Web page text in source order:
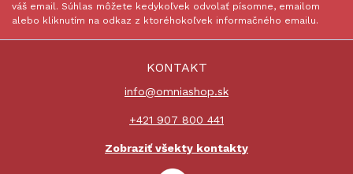
váš email. Súhlas môžete kedykoľvek odvolať písomne, emailom
alebo kliknutím na odkaz z ktoréhokoľvek informačného emailu.
KONTAKT
info@omniashop.sk
+421 907 800 441
Zobraziť všekty kontakty